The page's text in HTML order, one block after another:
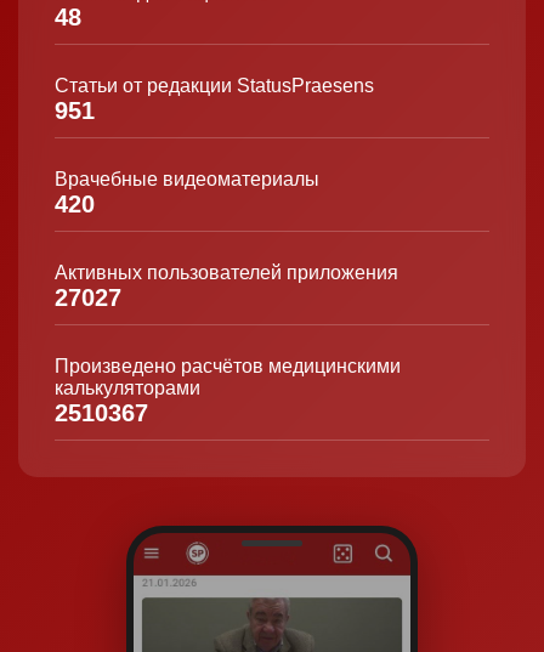
48
Статьи от редакции StatusPraesens
951
Врачебные видеоматериалы
420
Активных пользователей приложения
27027
Произведено расчётов медицинскими
калькуляторами
2510367